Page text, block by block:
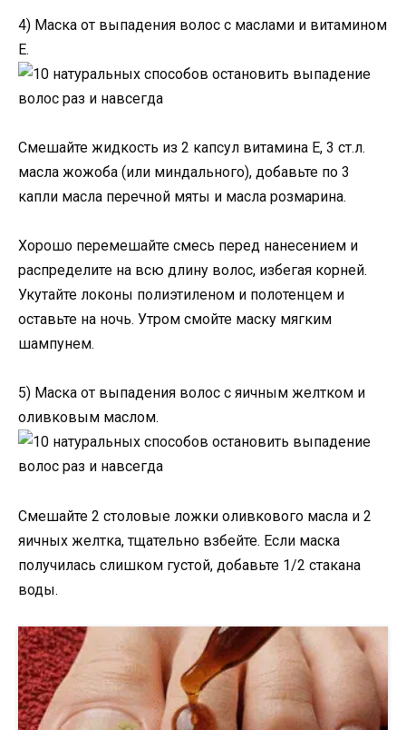
4) Маска от выпадения волос с маслами и витамином
Е.
Смешайте жидкость из 2 капсул витамина Е, 3 ст.л.
масла жожоба (или миндального), добавьте по 3
капли масла перечной мяты и масла розмарина.
Хорошо перемешайте смесь перед нанесением и
распределите на всю длину волос, избегая корней.
Укутайте локоны полиэтиленом и полотенцем и
оставьте на ночь. Утром смойте маску мягким
шампунем.
5) Маска от выпадения волос с яичным желтком и
оливковым маслом.
Смешайте 2 столовые ложки оливкового масла и 2
яичных желтка, тщательно взбейте. Если маска
получилась слишком густой, добавьте 1/2 стакана
воды.